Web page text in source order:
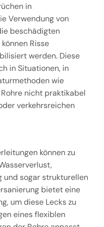
in
Verwendung von
beschädigten
Risse
werden. Diese
in Situationen, in
wie
nicht praktikabel
verkehrsreichen
können zu
und sogar strukturellen
bietet eine
um diese Lecks zu
eines flexiblen